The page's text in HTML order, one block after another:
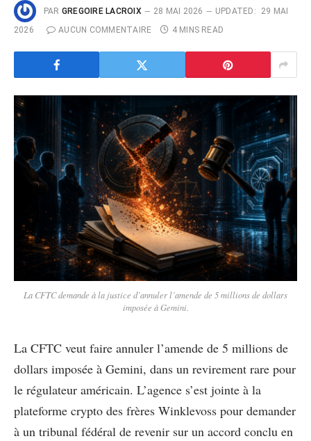
PAR GREGOIRE LACROIX 28 MAI 2026 UPDATED:
29 MAI
2026
AUCUN COMMENTAIRE 4 MINS READ
La CFTC demande à la justice d’annuler l’amende de 5 millions de dollars
imposée à Gemini.
La CFTC veut faire annuler l’amende de 5 millions de
dollars imposée à Gemini, dans un revirement rare pour
le régulateur américain. L’agence s’est jointe à la
plateforme crypto des frères Winklevoss pour demander
à un tribunal fédéral de revenir sur un accord conclu en